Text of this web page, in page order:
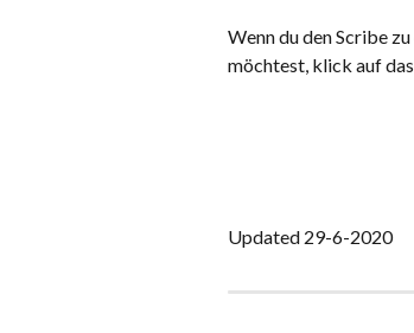
Wenn du den Scribe
möchtest, klick auf
Updated 29-6-2020